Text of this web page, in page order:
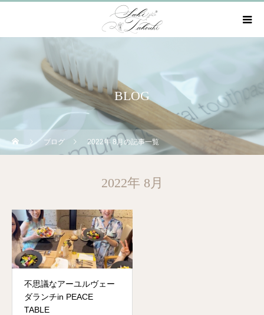
BLOG
ブログ 2022年 8月の記事一覧
2022年 8月
不思議なアーユルヴェー
ダランチin PEACE
TABLE